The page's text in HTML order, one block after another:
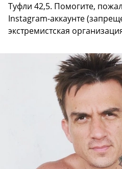
Туфли 42,5. Помогите,
Instagram-аккаунте
экстремистская